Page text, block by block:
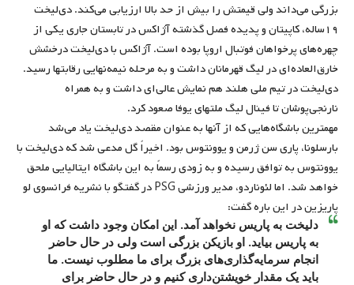
بزرگی می‌داند ولی قیمتش را بیش از حد بالا ارزیابی می‌کند. دی‌لیخت
۱۹ساله، کاپیتان و پدیده فصل گذشته آژاکس در تابستان جاری یکی از
چهره‌های پرخواهان فوتبال اروپا بوده است. آژاکس با دی‌‌لیخت درخشش
خارق‌العاده‌ای در لیگ قهرمانان داشت و به مرحله نیمه‌نهایی رقابتها رسید.
دی‌لیخت در تیم ملی هلند هم نمایش عالی‌ای داشت و به همراه
نارنجی‌پوشان تا فینال لیگ ملتهای یوفا صعود کرد.
مهمترین باشگاه‌هایی که از آنها به عنوان مقصد دی‌لیخت یاد می‌شد
بارسلونا، پاری سن ژرمن و یوونتوس بود. اخیراً گل مدعی شد که دی‌لیخت با
یوونتوس به توافق رسیده و به زودی رسماً به این باشگاه ایتالیایی ملحق
خواهد شد. اما لئوناردو، مدیر ورزشی PSG در گفتگو با نشریه فرانسوی لو
پاریزین در این باره گفت:
دلیخت به پاریس نخواهد آمد. این امکان وجود داشت که او
به پاریس بیاید. او بازیکن بزرگی است ولی در حال حاضر
انجام سرمایه‌گذاری‌های بزرگ برای ما مطلوب نیست. ما
باید یک مقدار خویشتن‌داری کنیم و در حال حاضر برای